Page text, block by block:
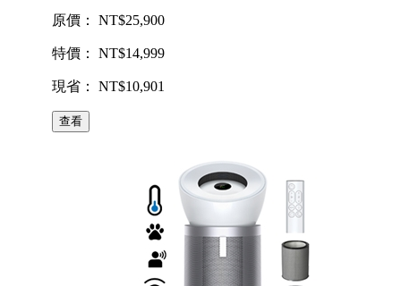
原價： NT$25,900
特價： NT$14,999
現省： NT$10,901
查看